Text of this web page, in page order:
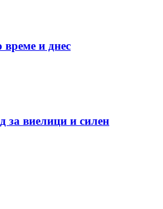
и днес
за виелици и силен